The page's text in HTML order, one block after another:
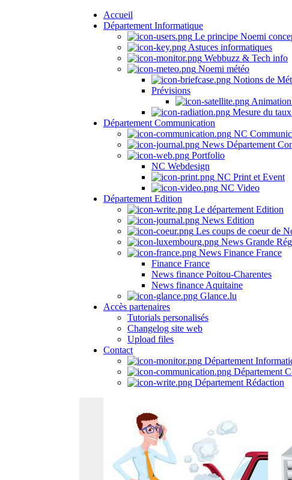
Accueil
Département Informatique
Le principe Noemi
Astuces informatiques
Webbuzz & Tech info
Noemi météo
Notions de
Prévisions
Mesure du
Département Communication
NC
News Département
Portfolio
NC Webdesign
NC Print et Event
NC Video
Département Edition
Le département Edition
News Edition
Les coups de coeur de
News Grande
News Finance France
Finance France
News finance Poitou-Charentes
News finance Aquitaine
Glance.lu
Accès partenaires
Tutorials personalisés
Changelog site web
Upload files
Contact
Département
Département
Département Rédaction